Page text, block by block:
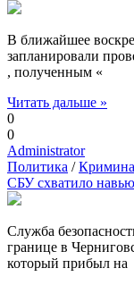
В ближайшее
запланировали
, полученным «
Читать дальше »
0
0
Administrator
Политика /
СБУ схватило
Служба
границе в
который прибыл на